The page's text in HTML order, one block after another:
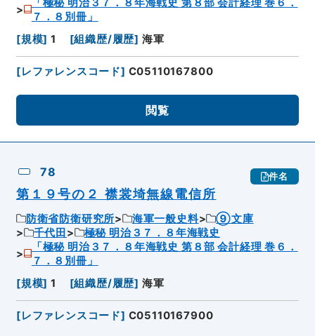
７．８別冊」
[規模] 1 [組織歴/履歴] 海軍
[レファレンスコード] C05110167800
閲覧
78 件名
第１９号の２ 襟裳埼無線電信所
防衛省防衛研究所 海軍一般史料
⑨文庫
千代田
極秘 明治３７．８年海戦史
「極秘 明治３７．８年海戦史 第８部 会計経理 巻６．
７．８別冊」
[規模] 1 [組織歴/履歴] 海軍
[レファレンスコード] C05110167900